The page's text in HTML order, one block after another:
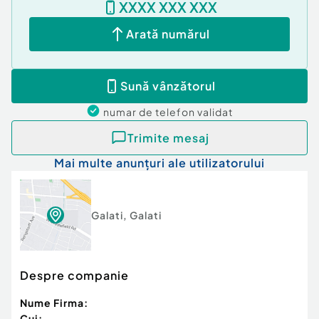
Bloc de apartamente
XXXX XXX XXX
Arată numărul
Sună vânzătorul
numar de telefon validat
Trimite mesaj
Mai multe anunțuri ale utilizatorului
Galati, Galati
Despre companie
Nume Firma: